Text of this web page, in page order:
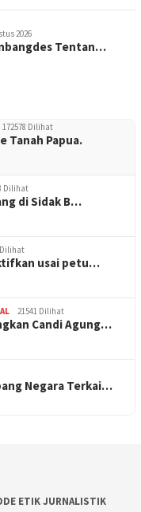
2026
Tentan…
172578 Dilihat
Tanah Papua.
Dilihat
di Sidak B…
Dilihat
usai petu…
21541 Dilihat
Candi Agung…
Negara Terkai…
ETIK JURNALISTIK